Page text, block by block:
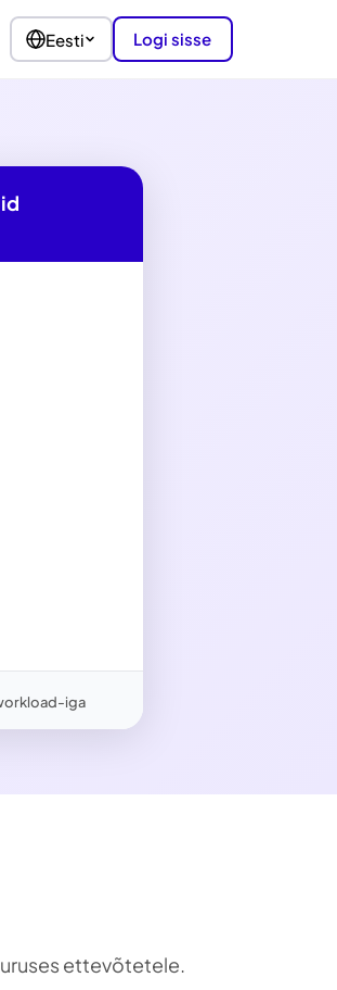
Eesti Logi sisse
iga
ettevõtetele.